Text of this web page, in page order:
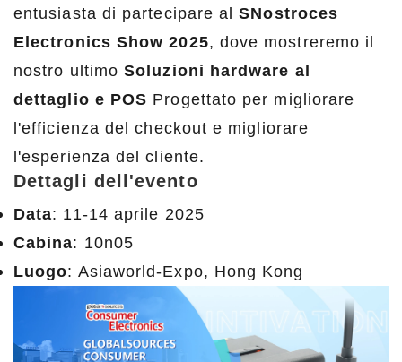
entusiasta di partecipare alSNostroces
Electronics Show 2025, dove mostreremo il
nostro ultimoSoluzioni hardware al
dettaglio e POS Progettato per migliorare
l'efficienza del checkout e migliorare
l'esperienza del cliente.
Dettagli dell'evento
Data: 11-14 aprile 2025
Cabina: 10n05
Luogo: Asiaworld-Expo, Hong Kong